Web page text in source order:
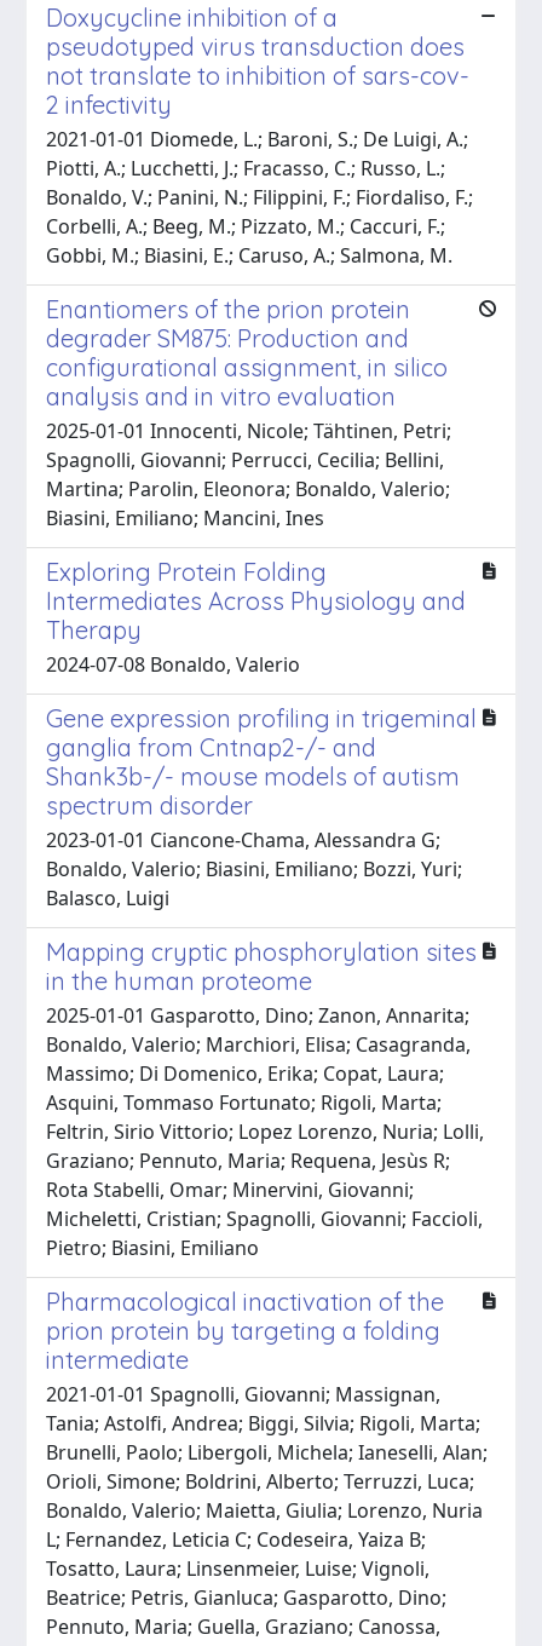
Doxycycline inhibition of a
pseudotyped virus transduction does
not translate to inhibition of sars-cov-
2 infectivity
2021-01-01 Diomede, L.; Baroni, S.; De Luigi, A.;
Piotti, A.; Lucchetti, J.; Fracasso, C.; Russo, L.;
Bonaldo, V.; Panini, N.; Filippini, F.; Fiordaliso, F.;
Corbelli, A.; Beeg, M.; Pizzato, M.; Caccuri, F.;
Gobbi, M.; Biasini, E.; Caruso, A.; Salmona, M.
Enantiomers of the prion protein
degrader SM875: Production and
configurational assignment, in silico
analysis and in vitro evaluation
2025-01-01 Innocenti, Nicole; Tähtinen, Petri;
Spagnolli, Giovanni; Perrucci, Cecilia; Bellini,
Martina; Parolin, Eleonora; Bonaldo, Valerio;
Biasini, Emiliano; Mancini, Ines
Exploring Protein Folding
Intermediates Across Physiology and
Therapy
2024-07-08 Bonaldo, Valerio
Gene expression profiling in trigeminal
ganglia from Cntnap2-/- and
Shank3b-/- mouse models of autism
spectrum disorder
2023-01-01 Ciancone-Chama, Alessandra G;
Bonaldo, Valerio; Biasini, Emiliano; Bozzi, Yuri;
Balasco, Luigi
Mapping cryptic phosphorylation sites
in the human proteome
2025-01-01 Gasparotto, Dino; Zanon, Annarita;
Bonaldo, Valerio; Marchiori, Elisa; Casagranda,
Massimo; Di Domenico, Erika; Copat, Laura;
Asquini, Tommaso Fortunato; Rigoli, Marta;
Feltrin, Sirio Vittorio; Lopez Lorenzo, Nuria; Lolli,
Graziano; Pennuto, Maria; Requena, Jesùs R;
Rota Stabelli, Omar; Minervini, Giovanni;
Micheletti, Cristian; Spagnolli, Giovanni; Faccioli,
Pietro; Biasini, Emiliano
Pharmacological inactivation of the
prion protein by targeting a folding
intermediate
2021-01-01 Spagnolli, Giovanni; Massignan,
Tania; Astolfi, Andrea; Biggi, Silvia; Rigoli, Marta;
Brunelli, Paolo; Libergoli, Michela; Ianeselli, Alan;
Orioli, Simone; Boldrini, Alberto; Terruzzi, Luca;
Bonaldo, Valerio; Maietta, Giulia; Lorenzo, Nuria
L; Fernandez, Leticia C; Codeseira, Yaiza B;
Tosatto, Laura; Linsenmeier, Luise; Vignoli,
Beatrice; Petris, Gianluca; Gasparotto, Dino;
Pennuto, Maria; Guella, Graziano; Canossa,